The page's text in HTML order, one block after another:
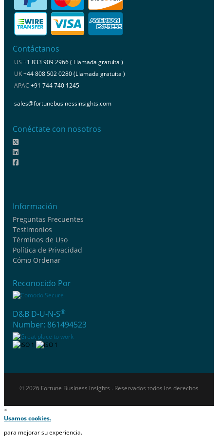
Contáctanos
US +1 833 909 2966 ( Llamada gratuita )
UK+44 808 502 0280 (Llamada gratuita )
APAC +91 744 740 1245
sales@fortunebusinessinsights.com
Conéctate con nosotros
Información
Preguntas Frecuentes
Testimonios
Términos de Uso
Política de Privacidad
Cómo Ordenar
Reconocido Por
D&B D-U-N-S®
Number: 861494523
© 2026 Fortune Business Insights . Reservados todos los derechos
×
Usamos cookies.
para mejorar su experiencia.